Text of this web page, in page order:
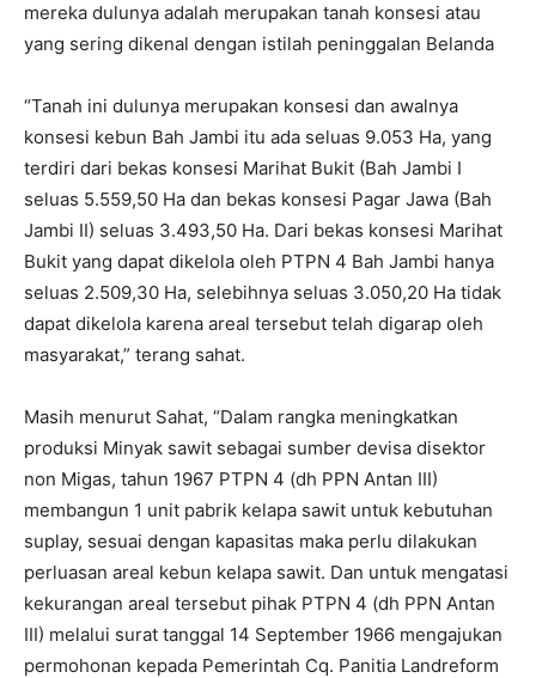
mereka dulunya adalah merupakan tanah konsesi atau
yang sering dikenal dengan istilah peninggalan Belanda
“Tanah ini dulunya merupakan konsesi dan awalnya
konsesi kebun Bah Jambi itu ada seluas 9.053 Ha, yang
terdiri dari bekas konsesi Marihat Bukit (Bah Jambi I
seluas 5.559,50 Ha dan bekas konsesi Pagar Jawa (Bah
Jambi II) seluas 3.493,50 Ha. Dari bekas konsesi Marihat
Bukit yang dapat dikelola oleh PTPN 4 Bah Jambi hanya
seluas 2.509,30 Ha, selebihnya seluas 3.050,20 Ha tidak
dapat dikelola karena areal tersebut telah digarap oleh
masyarakat,” terang sahat.
Masih menurut Sahat, “Dalam rangka meningkatkan
produksi Minyak sawit sebagai sumber devisa disektor
non Migas, tahun 1967 PTPN 4 (dh PPN Antan III)
membangun 1 unit pabrik kelapa sawit untuk kebutuhan
suplay, sesuai dengan kapasitas maka perlu dilakukan
perluasan areal kebun kelapa sawit. Dan untuk mengatasi
kekurangan areal tersebut pihak PTPN 4 (dh PPN Antan
III) melalui surat tanggal 14 September 1966 mengajukan
permohonan kepada Pemerintah Cq. Panitia Landreform